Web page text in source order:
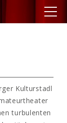
Kulturstadl
turbulenten